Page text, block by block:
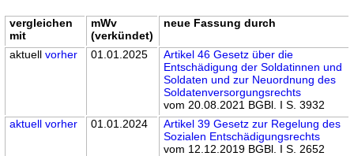
vergleichen
mit
mWv
(verkündet)
neue Fassung durch
aktuellvorher 01.01.2025
Artikel 46 Gesetz über die
Entschädigung der Soldatinnen und
Soldaten und zur Neuordnung des
Soldatenversorgungsrechts
vom 20.08.2021 BGBl. I S. 3932
aktuell vorher 01.01.2024
Artikel 39 Gesetz zur Regelung des
Sozialen Entschädigungsrechts
vom 12.12.2019 BGBl. I S. 2652